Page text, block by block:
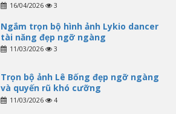
16/04/2026 3
Ngắm trọn bộ hình ảnh Lykio dancer
tài năng đẹp ngỡ ngàng
11/03/2026 3
Trọn bộ ảnh Lê Bống đẹp ngỡ ngàng
và quyến rũ khó cưỡng
11/03/2026 4